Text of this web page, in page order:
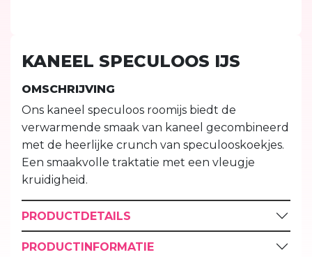
KANEEL SPECULOOS IJS
OMSCHRIJVING
Ons kaneel speculoos roomijs biedt de
verwarmende smaak van kaneel gecombineerd
met de heerlijke crunch van speculooskoekjes.
Een smaakvolle traktatie met een vleugje
kruidigheid.
PRODUCTDETAILS
PRODUCTINFORMATIE